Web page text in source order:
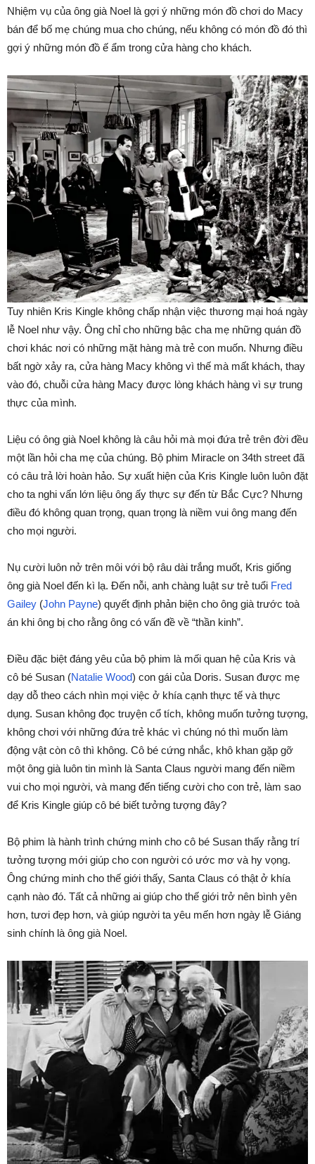
Nhiệm vụ của ông già Noel là gợi ý những món đồ chơi do Macy
bán để bố mẹ chúng mua cho chúng, nếu không có món đồ đó thì
gợi ý những món đồ ế ẩm trong cửa hàng cho khách.
Tuy nhiên Kris Kingle không chấp nhận việc thương mại hoá ngày
lễ Noel như vậy. Ông chỉ cho những bậc cha mẹ những quán đồ
chơi khác nơi có những mặt hàng mà trẻ con muốn. Nhưng điều
bất ngờ xảy ra, cửa hàng Macy không vì thế mà mất khách, thay
vào đó, chuỗi cửa hàng Macy được lòng khách hàng vì sự trung
thực của mình.
Liệu có ông già Noel không là câu hỏi mà mọi đứa trẻ trên đời đều
một lần hỏi cha mẹ của chúng. Bộ phim Miracle on 34th street đã
có câu trả lời hoàn hảo. Sự xuất hiện của Kris Kingle luôn luôn đặt
cho ta nghi vấn lớn liệu ông ấy thực sự đến từ Bắc Cực? Nhưng
điều đó không quan trọng, quan trọng là niềm vui ông mang đến
cho mọi người.
Nụ cười luôn nở trên môi với bộ râu dài trắng muốt, Kris giống
ông già Noel đến kì lạ. Đến nỗi, anh chàng luật sư trẻ tuổi Fred
Gailey (John Payne) quyết định phản biện cho ông già trước toà
án khi ông bị cho rằng ông có vấn đề về “thần kinh”.
Điều đặc biệt đáng yêu của bộ phim là mối quan hệ của Kris và
cô bé Susan (Natalie Wood) con gái của Doris. Susan được mẹ
dạy dỗ theo cách nhìn mọi việc ở khía cạnh thực tế và thực
dụng. Susan không đọc truyện cổ tích, không muốn tưởng tượng,
không chơi với những đứa trẻ khác vì chúng nó thì muốn làm
động vật còn cô thì không. Cô bé cứng nhắc, khô khan gặp gỡ
một ông già luôn tin mình là Santa Claus người mang đến niềm
vui cho mọi người, và mang đến tiếng cười cho con trẻ, làm sao
để Kris Kingle giúp cô bé biết tưởng tượng đây?
Bộ phim là hành trình chứng minh cho cô bé Susan thấy rằng trí
tưởng tượng mới giúp cho con người có ước mơ và hy vọng.
Ông chứng minh cho thế giới thấy, Santa Claus có thật ở khía
cạnh nào đó. Tất cả những ai giúp cho thế giới trở nên bình yên
hơn, tươi đẹp hơn, và giúp người ta yêu mến hơn ngày lễ Giáng
sinh chính là ông già Noel.